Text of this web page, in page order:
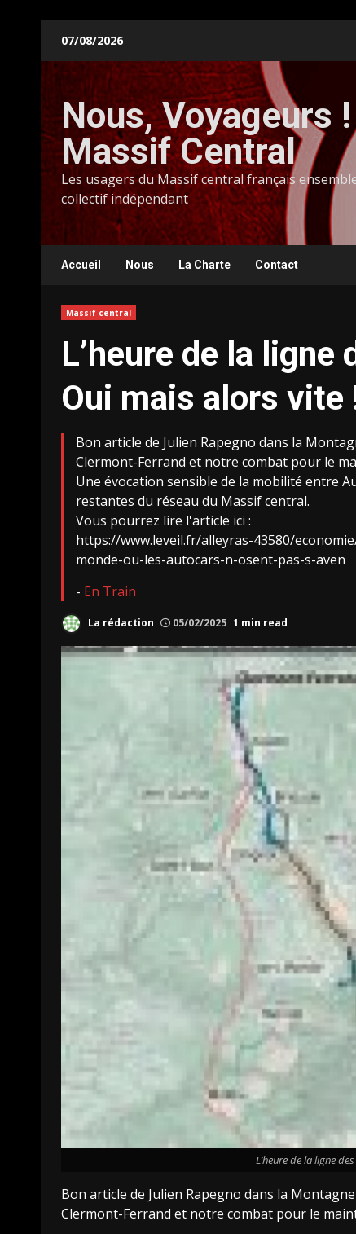
content
07/08/2026
Nous, Voyageurs !
Massif Central
Les usagers du Massif central français
collectif indépendant
Accueil Nous La Charte Contact
Massif central
L’heure de la ligne
Oui mais alors vite
Bon article de Julien Rapegno dans la
Clermont-Ferrand et notre combat pour le
Une évocation sensible de la mobilité entre
restantes du réseau du Massif central.
Vous pourrez lire l'article ici :
https://www.leveil.fr/alleyras-43580/
monde-ou-les-autocars-n-osent-pas-s-aven
- En Train
La rédaction 05/02/2025 1 min read
L’heure de la ligne
Bon article de Julien Rapegno dans la
Clermont-Ferrand et notre combat pour le